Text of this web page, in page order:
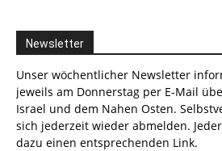
Newsletter
Unser wöchentlicher Newsletter
jeweils am Donnerstag per E-Mail
Israel und dem Nahen Osten.
sich jederzeit wieder abmelden.
dazu einen entsprechenden Link.